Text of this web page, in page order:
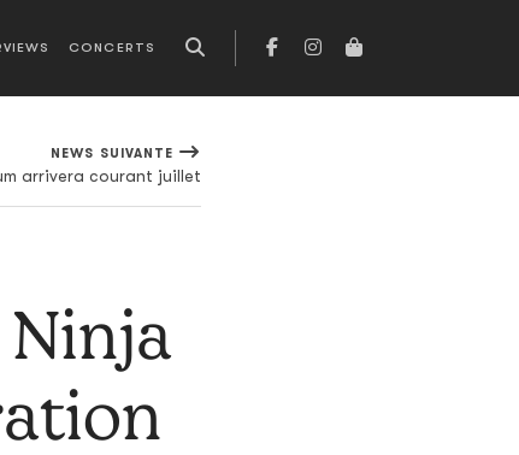
CONCERTS
NEWS SUIVANTE
arrivera courant juillet
Ninja